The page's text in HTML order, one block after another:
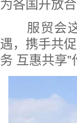
为各国开放
服贸会这
遇，携手共
务 互惠共享